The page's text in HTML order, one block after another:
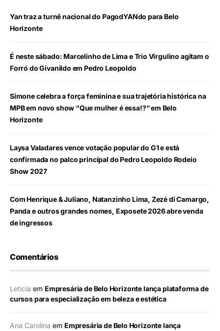
Yan traz a turnê nacional do PagodYANdo para Belo
Horizonte
É neste sábado: Marcelinho de Lima e Trio Virgulino agitam o
Forró do Givanildo em Pedro Leopoldo
Simone celebra a força feminina e sua trajetória histórica na
MPB em novo show “Que mulher é essa!?” em Belo
Horizonte
Laysa Valadares vence votação popular do G1 e está
confirmada no palco principal do Pedro Leopoldo Rodeio
Show 2027
Com Henrique & Juliano, Natanzinho Lima, Zezé di Camargo,
Panda e outros grandes nomes, Exposete 2026 abre venda
de ingressos
Comentários
Leticia em Empresária de Belo Horizonte lança plataforma de
cursos para especialização em beleza e estética
Ana Carolina em Empresária de Belo Horizonte lança